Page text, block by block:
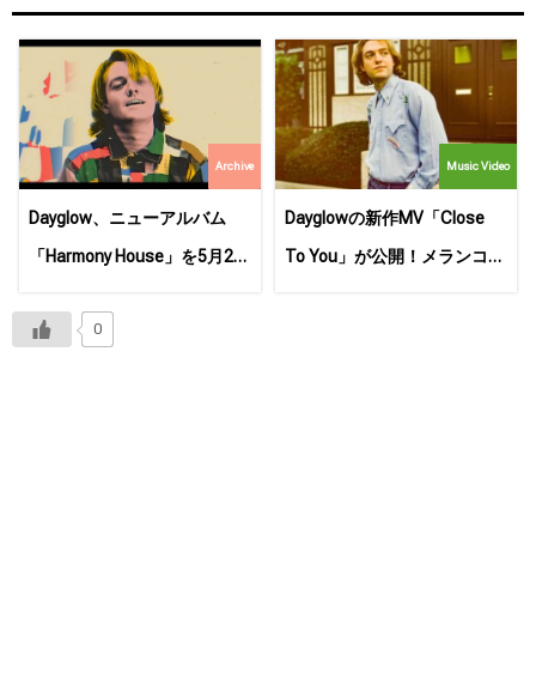
Archive
Dayglow、ニューアルバム
「Harmony House」を5月21
Music Video
Dayglowの新作MV「Close
To You」が公開！メランコリ
0